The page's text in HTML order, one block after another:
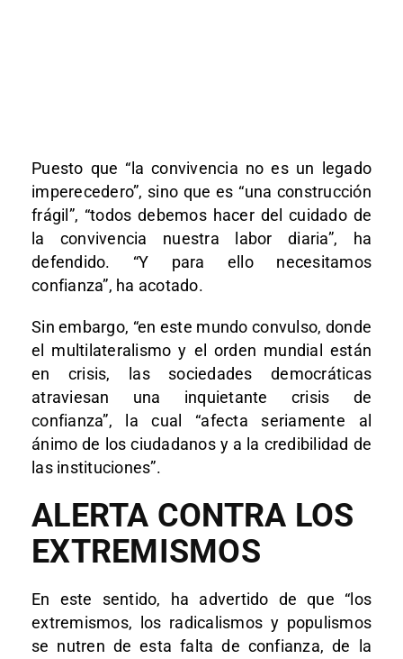
Puesto que “la convivencia no es un legado
imperecedero”, sino que es “una construcción
frágil”, “todos debemos hacer del cuidado de
la convivencia nuestra labor diaria”, ha
defendido. “Y para ello necesitamos
confianza”, ha acotado.
Sin embargo, “en este mundo convulso, donde
el multilateralismo y el orden mundial están
en crisis, las sociedades democráticas
atraviesan una inquietante crisis de
confianza”, la cual “afecta seriamente al
ánimo de los ciudadanos y a la credibilidad de
las instituciones”.
ALERTA CONTRA LOS
EXTREMISMOS
En este sentido, ha advertido de que “los
extremismos, los radicalismos y populismos
se nutren de esta falta de confianza, de la